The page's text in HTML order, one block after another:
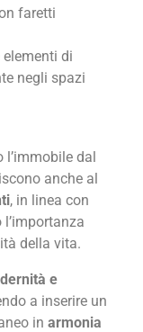
faretti
elementi di
negli spazi
dal
anche al
, in linea con
della vita.
e
a inserire un
in armonia